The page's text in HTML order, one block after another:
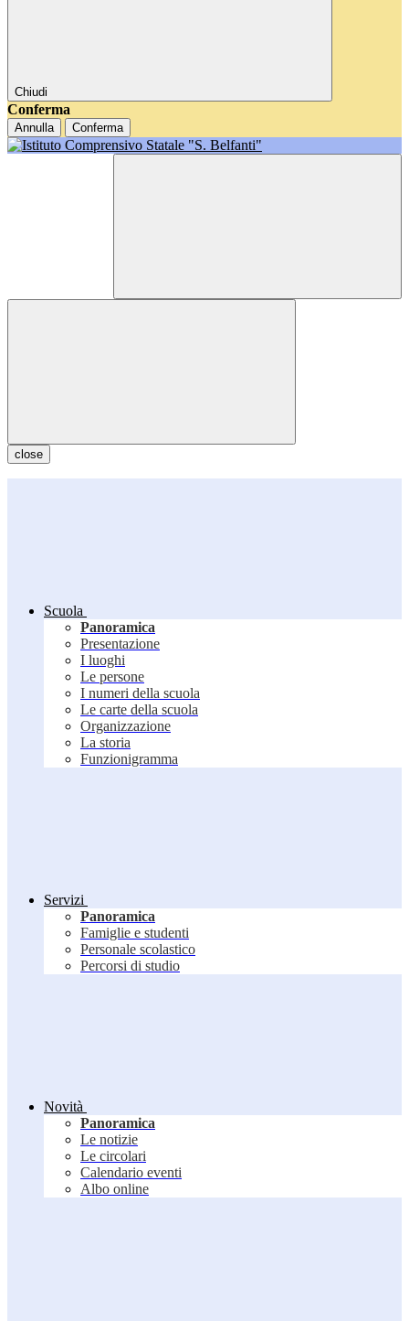
Chiudi
Conferma
Annulla Conferma
close
Scuola
Panoramica
Presentazione
I luoghi
Le persone
I numeri della scuola
Le carte della scuola
Organizzazione
La storia
Funzionigramma
Servizi
Panoramica
Famiglie e studenti
Personale scolastico
Percorsi di studio
Novità
Panoramica
Le notizie
Le circolari
Calendario eventi
Albo online